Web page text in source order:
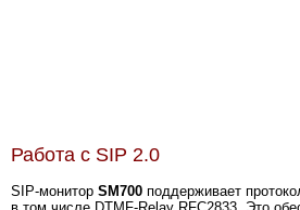
Работа с SIP 2.0
SIP-монитор SM700 поддерживает